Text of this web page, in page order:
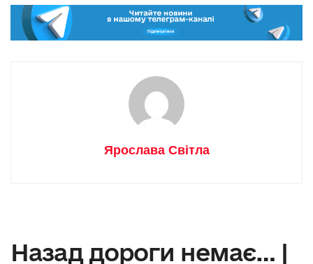
Ярослава Світла
Назад дороги немає… |